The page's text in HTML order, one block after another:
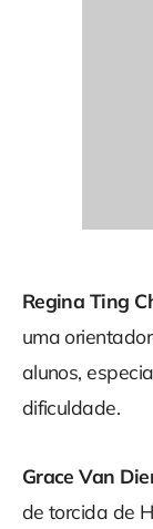
Regina Ting
uma
alunos,
dificuldade.
Grace Van
de torcida de